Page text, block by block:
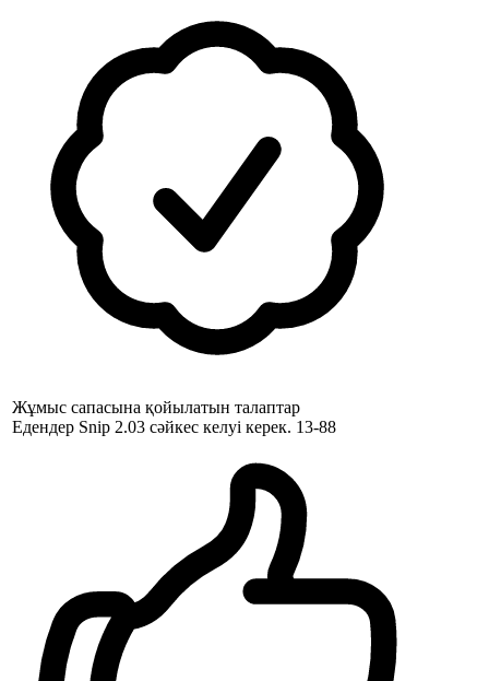
Жұмыс сапасына қойылатын талаптар
Едендер Snip 2.03 сәйкес келуі керек. 13-88